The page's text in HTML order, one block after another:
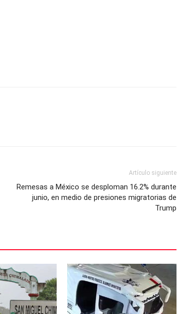
Artículo siguiente
Remesas a México se desploman 16.2% durante
junio, en medio de presiones migratorias de
Trump